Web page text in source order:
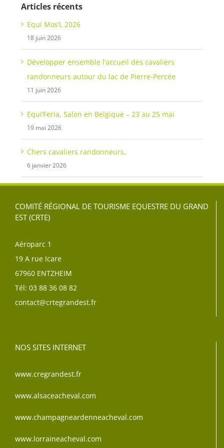
Articles récents
Equi Mos’L 2026
18 juin 2026
Développer ensemble l’accueil des cavaliers
randonneurs autour du lac de Pierre-Percée
11 juin 2026
Equi’Feria, Salon en Belgique – 23 au 25 mai
19 mai 2026
Chers cavaliers randonneurs,
6 janvier 2026
COMITÉ RÉGIONAL DE TOURISME EQUESTRE DU GRAND
EST (CRTE)
Aéroparc 1
19 A rue Icare
67960 ENTZHEIM
Tél: 03 88 36 08 82
contact@crtegrandest.fr
NOS SITES INTERNET
www.cregrandest.fr
www.alsaceacheval.com
www.champagneardenneacheval.com
www.lorraineacheval.com